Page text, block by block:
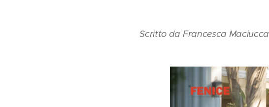
✍️Scritto da Francesca Maciucca